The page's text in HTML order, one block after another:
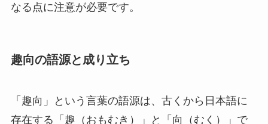
なる点に注意が必要です。
趣向の語源と成り立ち
「趣向」という言葉の語源は、古くから日本語に
存在する「趣（おもむき）」と「向（むく）」で